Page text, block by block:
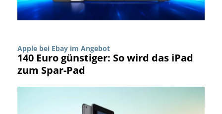
Apple bei Ebay im Angebot
140 Euro günstiger: So wird das iPad
zum Spar-Pad